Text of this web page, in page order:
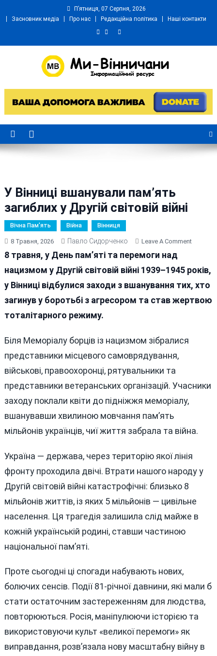
П’ятниця, 07 Серпня, 2026
Засновник медіа
Про нас Редакційна політика Наші контакти
Ми Вінничани
У Вінниці вшанували пам’ять
загиблих у Другій світовій війні
Вічна Пам'ять Війна Вінниця
8 Травня, 2026 Павло Сидорченко Leave A CommentOn
Пам’ять
8 травня, у День пам’яті та перемоги над
нацизмом у Другій світовій війні 1939–1945 років,
у Вінниці відбулися заходи з вшанування тих, хто
загинув у боротьбі з агресором та став жертвою
тоталітарного режиму.
Біля Меморіалу борців із нацизмом зібралися
представники місцевого самоврядування,
військові, правоохоронці, рятувальники та
представники ветеранських організацій. Учасники
заходу поклали квіти до підніжжя меморіалу,
вшанувавши хвилиною мовчання пам’ять
мільйонів українців, чиї життя забрала та війна.
Україна — держава, через територію якої лінія
фронту проходила двічі. Втрати нашого народу у
Другій світовій війні катастрофічні: близько 8
мільйонів життів, із яких 5 мільйонів — цивільне
населення. Ця трагедія залишила слід майже в
кожній українській родині, ставши частиною
національної пам’яті.
Проте сьогодні ці спогади набувають нових,
болючих сенсів. Події 81-річної давнини, які мали б
стати остаточним застереженням для людства,
повторюються. Росія, маніпулюючи історією та
використовуючи культ «великої перемоги» як
виправдання, розв’язала нову масштабну війну в